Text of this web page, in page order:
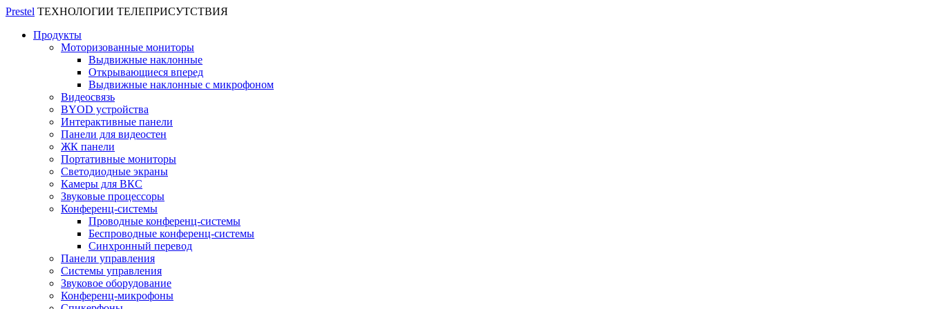
Prestel ТЕХНОЛОГИИ ТЕЛЕПРИСУТСТВИЯ
Продукты
Моторизованные мониторы
Выдвижные наклонные
Открывающиеся вперед
Выдвижные наклонные с микрофоном
Видеосвязь
BYOD устройства
Интерактивные панели
Панели для видеостен
ЖК панели
Портативные мониторы
Светодиодные экраны
Камеры для ВКС
Звуковые процессоры
Конференц-системы
Проводные конференц-системы
Беспроводные конференц-системы
Синхронный перевод
Панели управления
Системы управления
Звуковое оборудование
Конференц-микрофоны